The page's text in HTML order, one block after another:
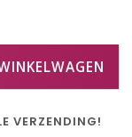
VERZENDING!